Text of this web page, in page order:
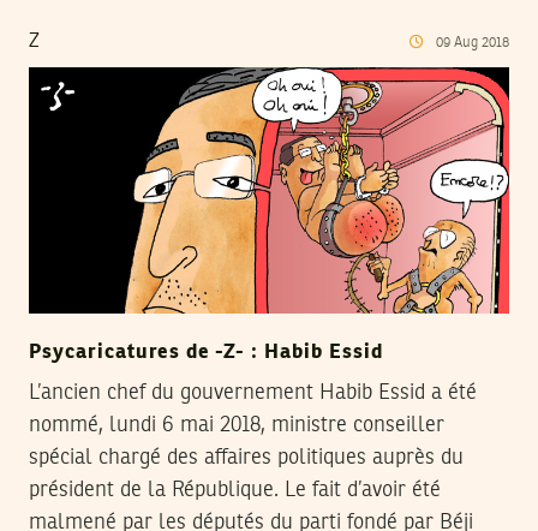
Z 09 Aug 2018
Psycaricatures de -Z- : Habib Essid
L’ancien chef du gouvernement Habib Essid a été
nommé, lundi 6 mai 2018, ministre conseiller
spécial chargé des affaires politiques auprès du
président de la République. Le fait d’avoir été
malmené par les députés du parti fondé par Béji